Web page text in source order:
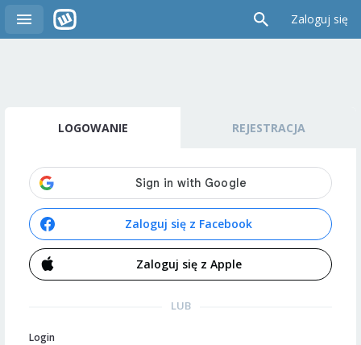
Zaloguj się
LOGOWANIE REJESTRACJA
Zaloguj się z Facebook
Zaloguj się z Apple
LUB
Login